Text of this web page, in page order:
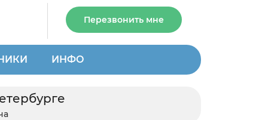
Перезвонить мне
ИНФО